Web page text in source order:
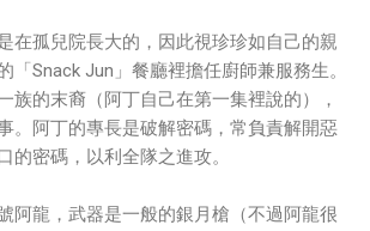
在孤兒院長大的，因此視珍珍如自己的親
「Snack Jun」餐廳裡擔任廚師兼服務生。
族的末裔（阿丁自己在第一集裡說的），
。阿丁的專長是破解密碼，常負責解開惡
的密碼，以利全隊之進攻。
阿龍，武器是一般的銀月槍（不過阿龍很